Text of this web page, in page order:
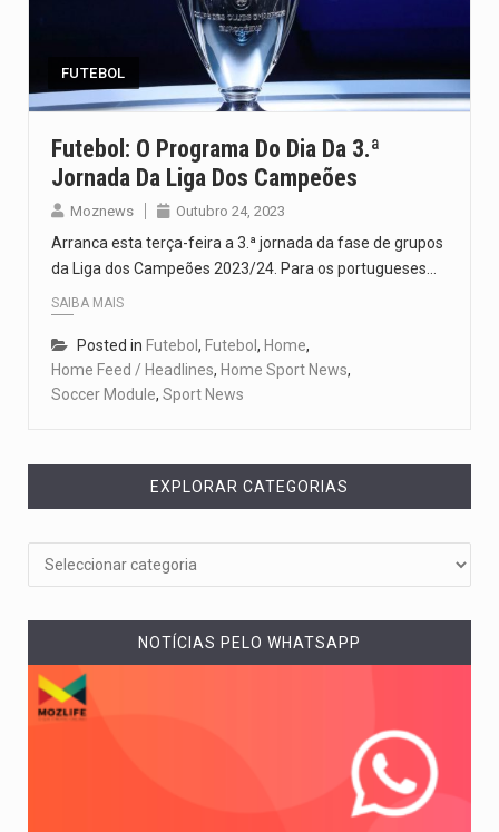
FUTEBOL
Futebol: O Programa Do Dia Da 3.ª
Jornada Da Liga Dos Campeões
Moznews Outubro 24, 2023
Arranca esta terça-feira a 3.ª jornada da fase de grupos
da Liga dos Campeões 2023/24. Para os portugueses…
SAIBA MAIS
Posted in Futebol , Futebol , Home,
Home Feed / Headlines, Home Sport News,
Soccer Module, Sport News
EXPLORAR CATEGORIAS
NOTÍCIAS PELO WHATSAPP